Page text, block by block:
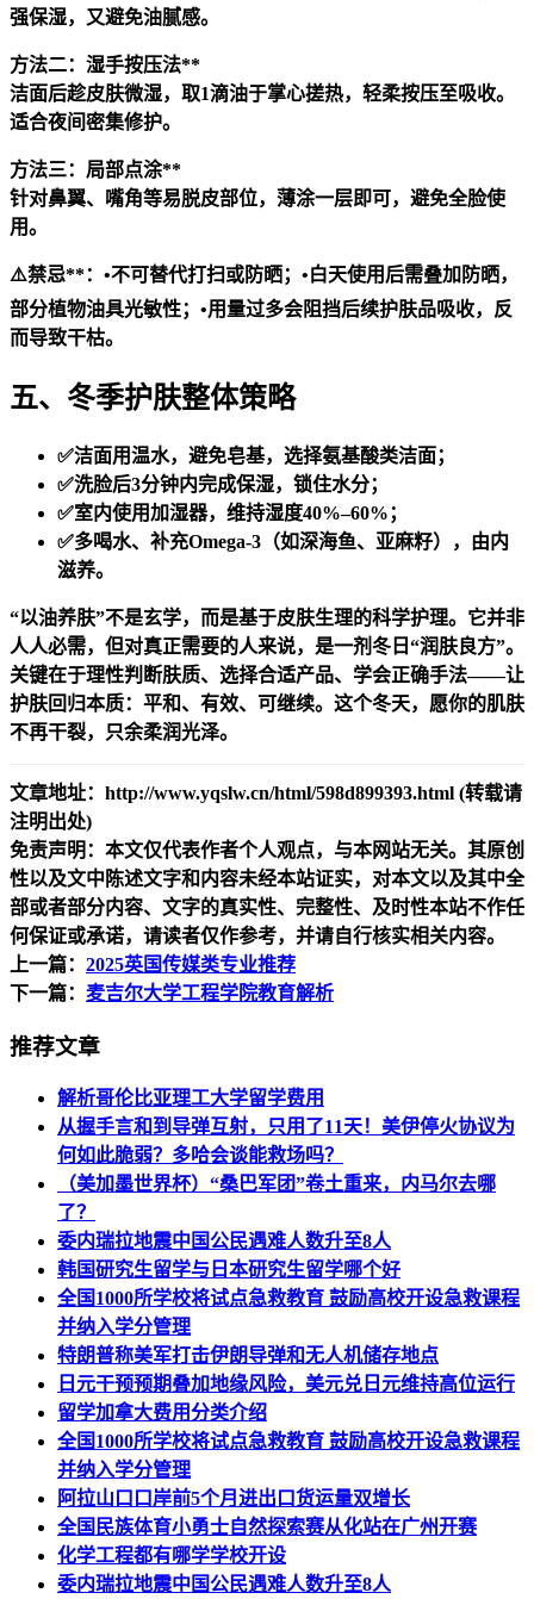
强保湿，又避免油腻感。
方法二：湿手按压法**
洁面后趁皮肤微湿，取1滴油于掌心搓热，轻柔按压至吸收。
适合夜间密集修护。
方法三：局部点涂**
针对鼻翼、嘴角等易脱皮部位，薄涂一层即可，避免全脸使
用。
⚠️禁忌**：•不可替代打扫或防晒；•白天使用后需叠加防晒，
部分植物油具光敏性；•用量过多会阻挡后续护肤品吸收，反
而导致干枯。
五、冬季护肤整体策略
✅洁面用温水，避免皂基，选择氨基酸类洁面；
✅洗脸后3分钟内完成保湿，锁住水分；
✅室内使用加湿器，维持湿度40%–60%；
✅多喝水、补充Omega-3（如深海鱼、亚麻籽），由内
滋养。
“以油养肤”不是玄学，而是基于皮肤生理的科学护理。它并非
人人必需，但对真正需要的人来说，是一剂冬日“润肤良方”。
关键在于理性判断肤质、选择合适产品、学会正确手法——让
护肤回归本质：平和、有效、可继续。这个冬天，愿你的肌肤
不再干裂，只余柔润光泽。
文章地址：http://www.yqslw.cn/html/598d899393.html (转载请
注明出处)
免责声明：本文仅代表作者个人观点，与本网站无关。其原创
性以及文中陈述文字和内容未经本站证实，对本文以及其中全
部或者部分内容、文字的真实性、完整性、及时性本站不作任
何保证或承诺，请读者仅作参考，并请自行核实相关内容。
上一篇： 2025英国传媒类专业推荐
下一篇： 麦吉尔大学工程学院教育解析
推荐文章
解析哥伦比亚理工大学留学费用
从握手言和到导弹互射，只用了11天！美伊停火协议为
何如此脆弱？多哈会谈能救场吗？
（美加墨世界杯）“桑巴军团”卷土重来，内马尔去哪
了？
委内瑞拉地震中国公民遇难人数升至8人
韩国研究生留学与日本研究生留学哪个好
全国1000所学校将试点急救教育 鼓励高校开设急救课程
并纳入学分管理
特朗普称美军打击伊朗导弹和无人机储存地点
日元干预预期叠加地缘风险，美元兑日元维持高位运行
留学加拿大费用分类介绍
全国1000所学校将试点急救教育 鼓励高校开设急救课程
并纳入学分管理
阿拉山口口岸前5个月进出口货运量双增长
全国民族体育小勇士自然探索赛从化站在广州开赛
化学工程都有哪学学校开设
委内瑞拉地震中国公民遇难人数升至8人